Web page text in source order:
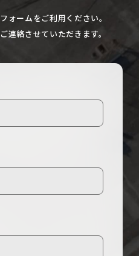
ォームをご利⽤ください。
連絡させていただきます。